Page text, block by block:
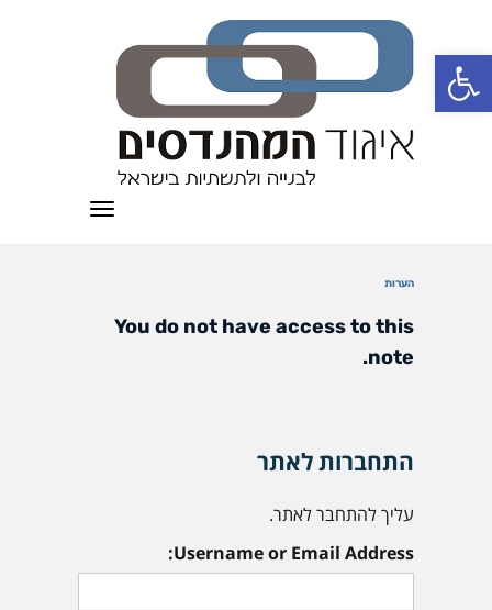
פתח סרגל נגישות
תפריט
הערות
You do not have access to this
note.
התחברות לאתר
עליך להתחבר לאתר.
Username or Email Address: